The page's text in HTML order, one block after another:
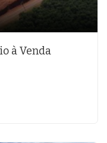
à Venda